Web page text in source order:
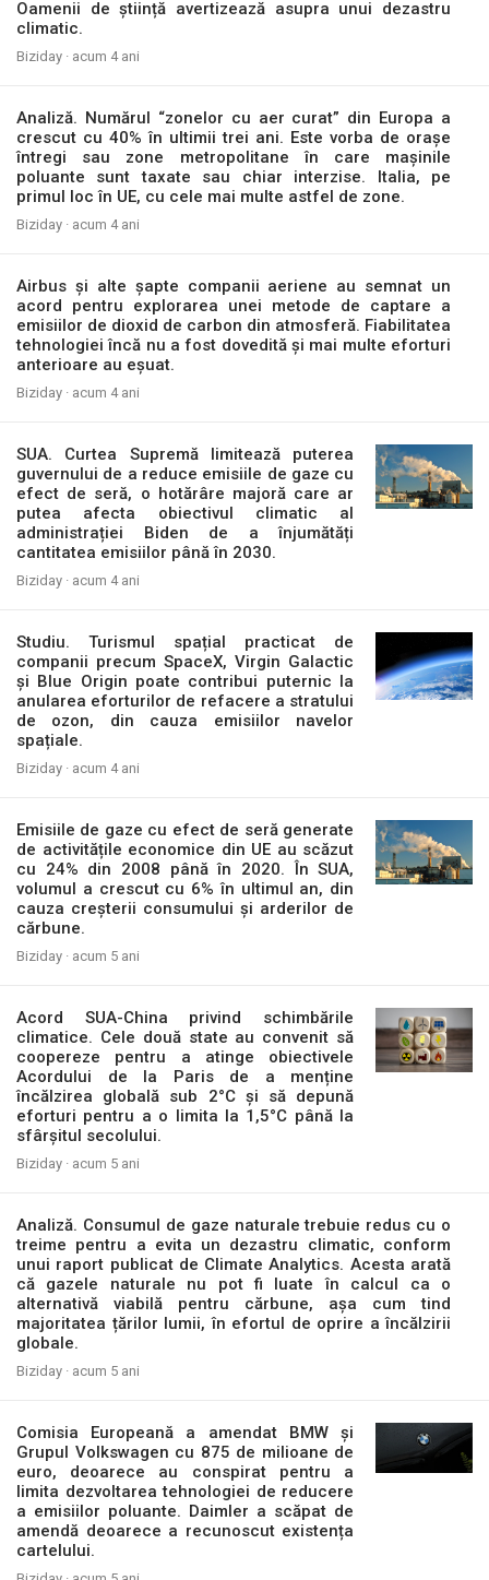
Oamenii de știință avertizează asupra unui dezastru
climatic.
Biziday · acum 4 ani
Analiză. Numărul “zonelor cu aer curat” din Europa a
crescut cu 40% în ultimii trei ani. Este vorba de orașe
întregi sau zone metropolitane în care mașinile
poluante sunt taxate sau chiar interzise. Italia, pe
primul loc în UE, cu cele mai multe astfel de zone.
Biziday · acum 4 ani
Airbus și alte șapte companii aeriene au semnat un
acord pentru explorarea unei metode de captare a
emisiilor de dioxid de carbon din atmosferă. Fiabilitatea
tehnologiei încă nu a fost dovedită și mai multe eforturi
anterioare au eșuat.
Biziday · acum 4 ani
SUA. Curtea Supremă limitează puterea
guvernului de a reduce emisiile de gaze cu
efect de seră, o hotărâre majoră care ar
putea afecta obiectivul climatic al
administrației Biden de a înjumătăți
cantitatea emisiilor până în 2030.
Biziday · acum 4 ani
Studiu. Turismul spațial practicat de
companii precum SpaceX, Virgin Galactic
și Blue Origin poate contribui puternic la
anularea eforturilor de refacere a stratului
de ozon, din cauza emisiilor navelor
spațiale.
Biziday · acum 4 ani
Emisiile de gaze cu efect de seră generate
de activitățile economice din UE au scăzut
cu 24% din 2008 până în 2020. În SUA,
volumul a crescut cu 6% în ultimul an, din
cauza creșterii consumului și arderilor de
cărbune.
Biziday · acum 5 ani
Acord SUA-China privind schimbările
climatice. Cele două state au convenit să
coopereze pentru a atinge obiectivele
Acordului de la Paris de a menține
încălzirea globală sub 2°C și să depună
eforturi pentru a o limita la 1,5°C până la
sfârșitul secolului.
Biziday · acum 5 ani
Analiză. Consumul de gaze naturale trebuie redus cu o
treime pentru a evita un dezastru climatic, conform
unui raport publicat de Climate Analytics. Acesta arată
că gazele naturale nu pot fi luate în calcul ca o
alternativă viabilă pentru cărbune, așa cum tind
majoritatea țărilor lumii, în efortul de oprire a încălzirii
globale.
Biziday · acum 5 ani
Comisia Europeană a amendat BMW și
Grupul Volkswagen cu 875 de milioane de
euro, deoarece au conspirat pentru a
limita dezvoltarea tehnologiei de reducere
a emisiilor poluante. Daimler a scăpat de
amendă deoarece a recunoscut existența
cartelului.